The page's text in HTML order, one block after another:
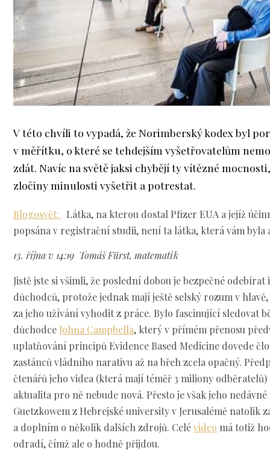
V této chvíli to vypadá, že Norimberský kodex byl
v měřítku, o které se tehdejším vyšetřovatelům
zdát. Navíc na světě jaksi chybějí ty vítězné
zločiny minulosti vyšetřit a potrestat.
Blogosvět:
Látka, na kterou dostal Pfizer EUA a jejíž
popsána v registrační studii, není ta látka, která vám byla
13. října v 14:19 Tomáš Fürst, matematik
Jistě jste si všimli, že poslední dobou je bezpečné
důchodců, protože jednak mají ještě selský rozum v
za jeho užívání vyhodit z práce. Bylo fascinující sledovat
důchodce Johna Campbella, který v přímém přenosu
uplatňování principů Evidence Based Medicine dovede
zastánců vládního narativu až na břeh zcela opačný.
čtenářů jeho videa (která mají téměř 3 miliony
aktualita pro ně nebude nová. Přesto je však jeho
Guetzkowem z Hebrejské university v Jerusalémě natolik
a doplním o několik dalších zdrojů. Celévideo má totiž
odradí, čímž ale o hodně přijdou.